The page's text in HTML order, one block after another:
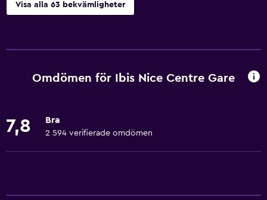
Visa alla 63 bekvämligheter
Familjerum
Ljudisolering
Omdömen för Ibis Nice Centre Gare
7,8 Bra
2 594 verifierade omdömen